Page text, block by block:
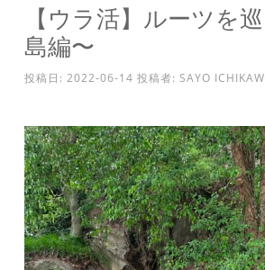
ッ
プ
【ウラ活】ルーツを
島編〜
投稿日: 2022-06-14 投稿者: SAYO